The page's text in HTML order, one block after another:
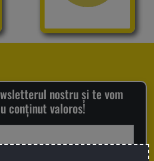
nostru și te vom
conținut valoros!